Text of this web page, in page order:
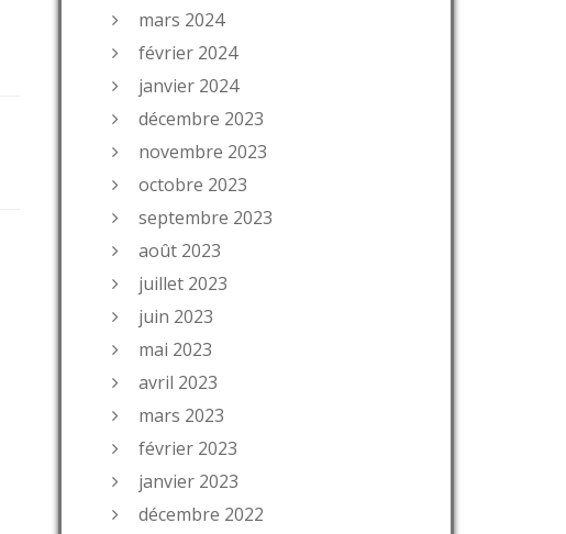
mars 2024
février 2024
janvier 2024
décembre 2023
novembre 2023
octobre 2023
septembre 2023
août 2023
juillet 2023
juin 2023
mai 2023
avril 2023
mars 2023
février 2023
janvier 2023
décembre 2022